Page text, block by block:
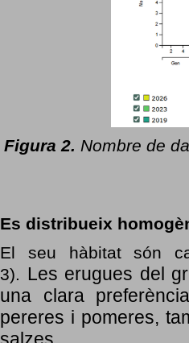
Figura 2. Nombre de
Es distribueix
El seu hàbitat són
3). Les erugues del
una clara
pereres i pomeres,